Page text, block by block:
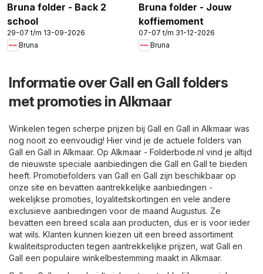
Bruna folder - Back 2
school
29-07 t/m 13-09-2026
Bruna
Bruna folder - Jouw
koffiemoment
07-07 t/m 31-12-2026
Bruna
Informatie over Gall en Gall folders
met promoties in Alkmaar
Winkelen tegen scherpe prijzen bij Gall en Gall in Alkmaar was
nog nooit zo eenvoudig! Hier vind je de actuele folders van
Gall en Gall in Alkmaar. Op Alkmaar - Folderbode.nl vind je altijd
de nieuwste speciale aanbiedingen die Gall en Gall te bieden
heeft. Promotiefolders van Gall en Gall zijn beschikbaar op
onze site en bevatten aantrekkelijke aanbiedingen -
wekelijkse promoties, loyaliteitskortingen en vele andere
exclusieve aanbiedingen voor de maand Augustus. Ze
bevatten een breed scala aan producten, dus er is voor ieder
wat wils. Klanten kunnen kiezen uit een breed assortiment
kwaliteitsproducten tegen aantrekkelijke prijzen, wat Gall en
Gall een populaire winkelbestemming maakt in Alkmaar.